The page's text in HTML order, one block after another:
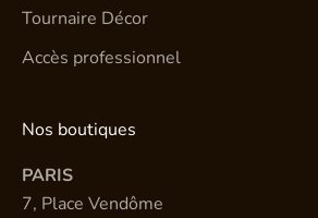
Tournaire Décor
Accès professionnel
Nos boutiques
PARIS
7, Place Vendôme